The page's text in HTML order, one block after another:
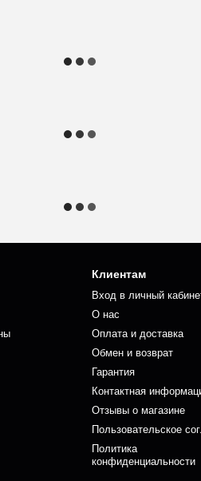
Клиентам
Вход в личный
О нас
Оплата и доставка
Обмен и возврат
Гарантия
Контактная
Отзывы о магазине
Пользовательское
Политика
конфиденциальности